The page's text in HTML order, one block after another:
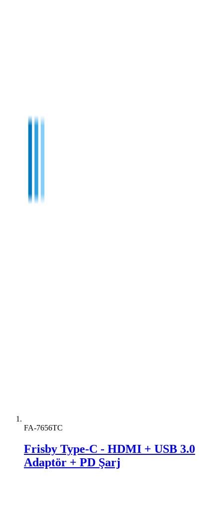
FA-7656TC
Frisby Type-C - HDMI + USB 3.0
Adaptör + PD Şarj